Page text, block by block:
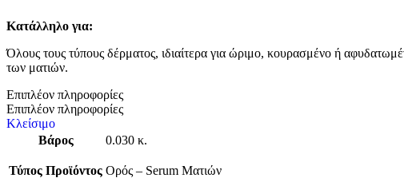
Κατάλληλο για:
Όλους τους τύπους δέρματος, ιδιαίτερα για ώριμο, κουρασμένο ή
των ματιών.
Επιπλέον πληροφορίες
Επιπλέον πληροφορίες
Κλείσιμο
Βάρος
0.030 κ.
Τύπος Προϊόντος Ορός – Serum Ματιών